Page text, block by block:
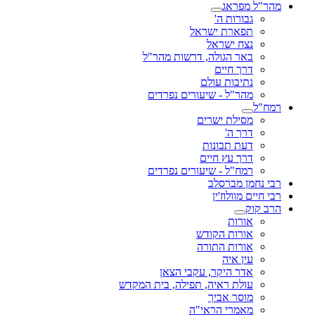
מהר"ל מפראג
גבורות ה'
תפארת ישראל
נצח ישראל
באר הגולה, דרשות מהר"ל
דרך חיים
נתיבות עולם
מהר"ל - שיעורים נפרדים
רמח"ל
מסילת ישרים
דרך ה'
דעת תבונות
דרך עץ חיים
רמח"ל - שיעורים נפרדים
רבי נחמן מברסלב
רבי חיים מוולוז'ין
הרב קוק
אורות
אורות הקודש
אורות התורה
עין איה
אדר היקר, עקבי הצאן
עולת ראיה, תפילה, בית המקדש
מוסר אביך
מאמרי הראי"ה